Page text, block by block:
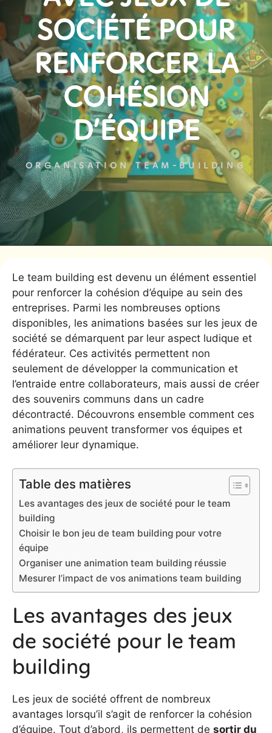
SOCIÉTÉ POUR
RENFORCER LA
COHÉSION
D’ÉQUIPE
ORGANISATION TEAM-BUILDING
Le team building est devenu un élément essentiel
pour renforcer la cohésion d’équipe au sein des
entreprises. Parmi les nombreuses options
disponibles, les animations basées sur les jeux de
société se démarquent par leur aspect ludique et
fédérateur. Ces activités permettent non
seulement de développer la communication et
l’entraide entre collaborateurs, mais aussi de créer
des souvenirs communs dans un cadre
décontracté. Découvrons ensemble comment ces
animations peuvent transformer vos équipes et
améliorer leur dynamique.
Table des matières
Les avantages des jeux de société pour le team
building
Choisir le bon jeu de team building pour votre
équipe
Organiser une animation team building réussie
Mesurer l’impact de vos animations team building
Les avantages des jeux
de société pour le team
building
Les jeux de société offrent de nombreux
avantages lorsqu’il s’agit de renforcer la cohésion
d’équipe. Tout d’abord, ils permettent de sortir du